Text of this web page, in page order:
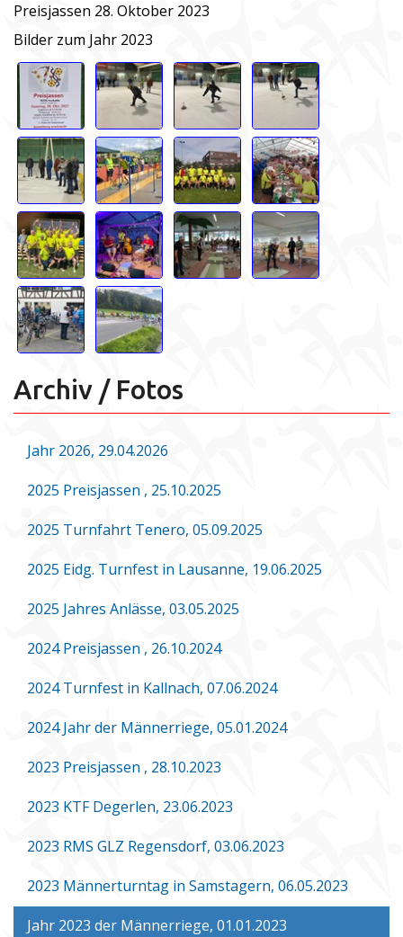
Preisjassen 28. Oktober 2023
Bilder zum Jahr 2023
Archiv / Fotos
Jahr 2026, 29.04.2026
2025 Preisjassen , 25.10.2025
2025 Turnfahrt Tenero, 05.09.2025
2025 Eidg. Turnfest in Lausanne, 19.06.2025
2025 Jahres Anlässe, 03.05.2025
2024 Preisjassen , 26.10.2024
2024 Turnfest in Kallnach, 07.06.2024
2024 Jahr der Männerriege, 05.01.2024
2023 Preisjassen , 28.10.2023
2023 KTF Degerlen, 23.06.2023
2023 RMS GLZ Regensdorf, 03.06.2023
2023 Männerturntag in Samstagern, 06.05.2023
Jahr 2023 der Männerriege, 01.01.2023